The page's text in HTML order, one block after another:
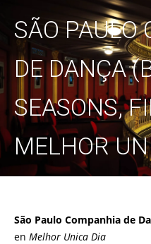
SÃO PAULO
DE DANÇA
SEASONS,
MELHOR
São Paulo Companhia de
en Melhor Unica Dia